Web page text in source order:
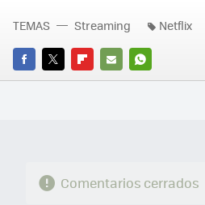
FACEBOOK
TWITTERFLIPBOARD
E-
WHATSAPP
TEMAS Streaming Netflix
Comentarios cerrados